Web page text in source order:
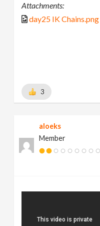
Attachments:
day25 IK Chains.png
3
aloeks
Member